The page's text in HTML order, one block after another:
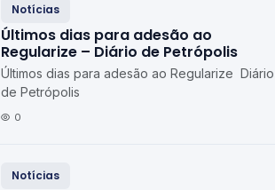
Notícias
Últimos dias para adesão ao
Regularize – Diário de Petrópolis
Últimos dias para adesão ao Regularize Diário
de Petrópolis
0
Notícias